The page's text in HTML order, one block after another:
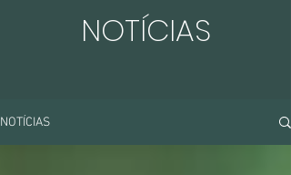
NOTÍCIAS
NOTÍCIAS